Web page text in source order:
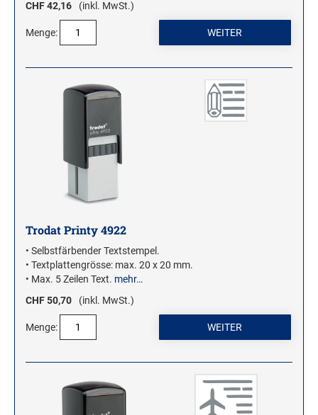
CHF 42,16 (inkl. MwSt.)
Menge:
Trodat Printy 4922
• Selbstfärbender Textstempel.
• Textplattengrösse: max. 20 x 20 mm.
• Max. 5 Zeilen Text. mehr…
CHF 50,70
(inkl. MwSt.)
Menge: